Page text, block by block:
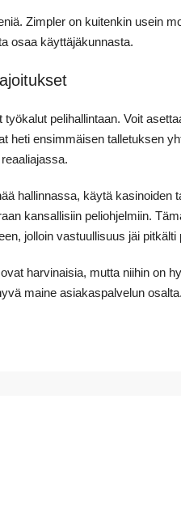
Zimpler on kuitenkin usein
osaa käyttäjäkunnasta.
pelihallintaan. Voit
heti ensimmäisen talletuksen
hallinnassa, käytä kasinoiden
kansallisiin peliohjelmiin.
jolloin vastuullisuus jäi pitkälti
harvinaisia, mutta niihin on
maine asiakaspalvelun